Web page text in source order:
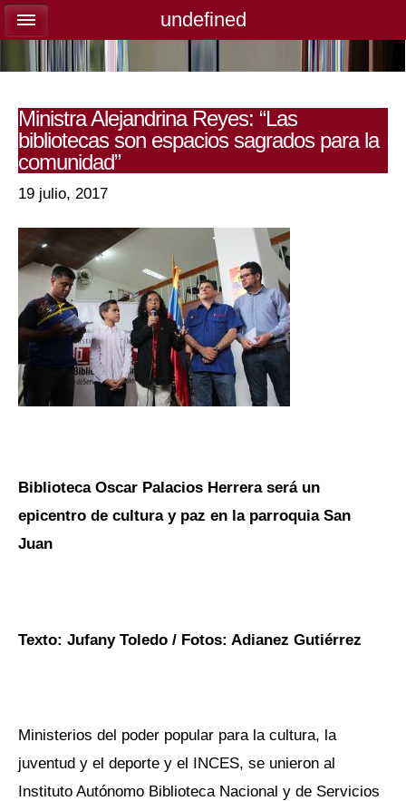
Ministra Alejandrina Reyes: “Las
bibliotecas son espacios sagrados para la
comunidad”
19 julio, 2017
Biblioteca Oscar Palacios Herrera será un
epicentro de cultura y paz en la parroquia San
Juan
Texto: Jufany Toledo / Fotos: Adianez Gutiérrez
Ministerios del poder popular para la cultura, la
juventud y el deporte y el INCES, se unieron al
Instituto Autónomo Biblioteca Nacional y de Servicios
undefined
undefined